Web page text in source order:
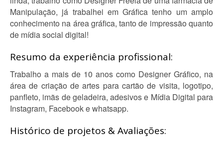
Manipulação, já trabalhei em Gráfica tenho um amplo
conhecimento na área gráfica, tanto de impressão quanto
de mídia social digital!
Resumo da experiência profissional:
Trabalho a mais de 10 anos como Designer Gráfico, na
área de criação de artes para cartão de visita, logotipo,
panfleto, imãs de geladeira, adesivos e Mídia Digital para
Instagram, Facebook e whatsapp.
Histórico de projetos & Avaliações: